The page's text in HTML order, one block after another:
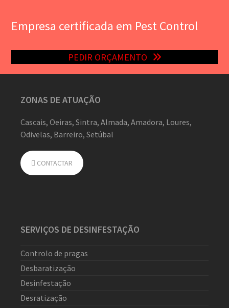
Empresa certificada em Pest Control
PEDIR ORÇAMENTO
ZONAS DE ATUAÇÃO
Cascais, Oeiras, Sintra, Almada, Amadora, Loures,
Odivelas, Barreiro, Setúbal
CONTACTAR
SERVIÇOS DE DESINFESTAÇÃO
Controlo de pragas
Desbaratização
Desinfestação
Desratização